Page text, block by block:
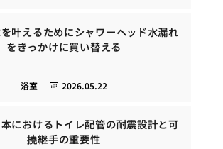
叶えるためにシャワーヘッド水漏れ
をきっかけに買い替える
2026.05.22
浴室
におけるトイレ配管の耐震設計と可
撓継手の重要性